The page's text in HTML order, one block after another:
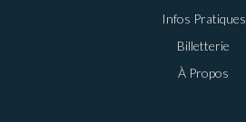
Infos Pratiques
Billetterie
À Propos